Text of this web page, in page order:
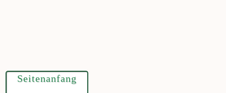
Seitenanfang